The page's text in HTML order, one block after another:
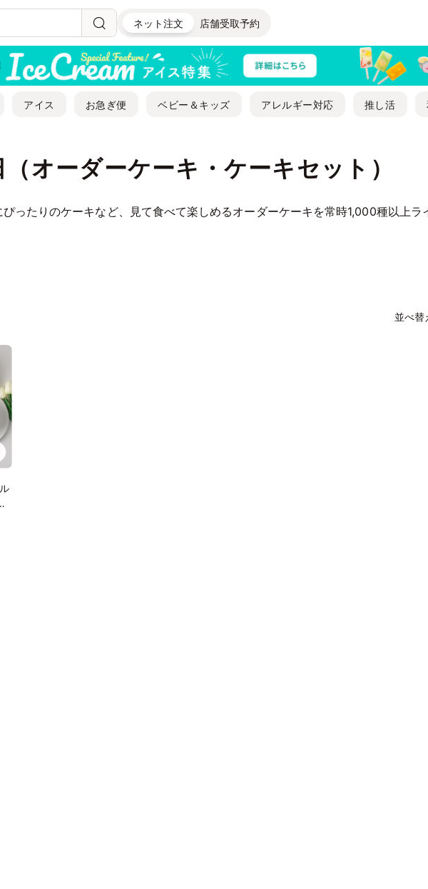
ネット注文 店舗受取予約
アイス お急ぎ便 ベビー＆キッズ アレルギー対応 推し活
オーダーケーキ・ケーキセット）
ったりのケーキなど、見て食べて楽しめるオーダーケーキを常時1,000種以上ラ
並べ替